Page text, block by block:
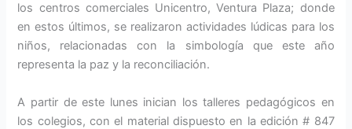
los centros comerciales Unicentro, Ventura Plaza; donde
en estos últimos, se realizaron actividades lúdicas para los
niños, relacionadas con la simbología que este año
representa la paz y la reconciliación.
A partir de este lunes inician los talleres pedagógicos en
los colegios, con el material dispuesto en la edición # 847